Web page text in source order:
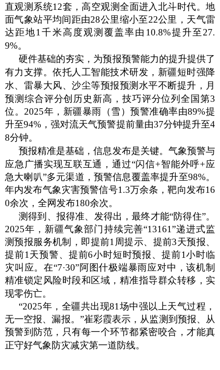
直观测系统12套，高空观测全面进入北斗时代。地
面气象站平均间距由28公里缩小至22公里，天气雷
达距地1千米高度观测覆盖率由10.8%提升至27.
9%。
硬件基础的夯实，为预报预警能力的提升提供了
有力支撑。依托人工智能技术研发，新疆短时强降
水、雷暴大风、沙尘等预报预测水平不断提升，月
预测综合评分创历史新高，技巧评分位列全国第3
位。2025年，新疆暴雨（雪）预警准确率由89%提
升至94%，强对流天气预警提前量由37分钟提升至4
8分钟。
预报精准是基础，信息发布是关键。气象预警与
应急广播实现互联互通，通过“闪信+智能外呼+应
急大喇叭”多元渠道，预警信息覆盖率提升至98%。
年内发布气象灾害预警信号1.3万余条，靶向发布16
0余次，全网发布180余次。
测得到、报得准、发得出，最终才能“防得住”。
2025年，新疆气象部门持续完善“13161”递进式监
测预报服务机制，即提前1周提示、提前3天预报、
提前1天预警、提前6小时短时预报、提前1小时临
灾叫应。在“7·30”阿图什极端暴雨应对中，该机制
精准锁定风险时段和区域，精准指导群众转移，实
现零伤亡。
“2025年，全疆共出现81场中强以上天气过程，
无一空报、漏报。”崔彩霞表示，从监测到预报、从
预警到防范，只有每一个环节都紧密咬合，才能真
正守好气象防灾减灾第一道防线。